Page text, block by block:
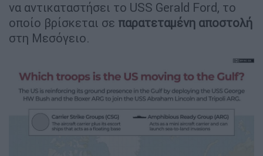
να αντικαταστήσει το USS Gerald Ford, το
οποίο βρίσκεται σε παρατεταμένη αποστολή
στη Μεσόγειο.